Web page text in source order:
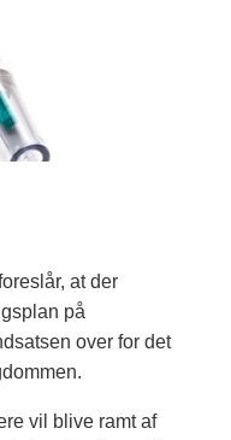
at der
på
over for det
vil blive ramt af